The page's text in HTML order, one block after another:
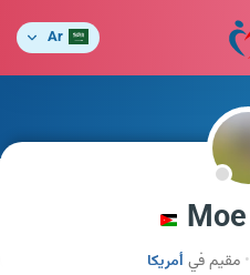
Ar
مقيم في أمريكا